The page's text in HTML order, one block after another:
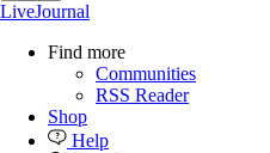
LiveJournal
Find more
Communities
RSS Reader
Shop
Help